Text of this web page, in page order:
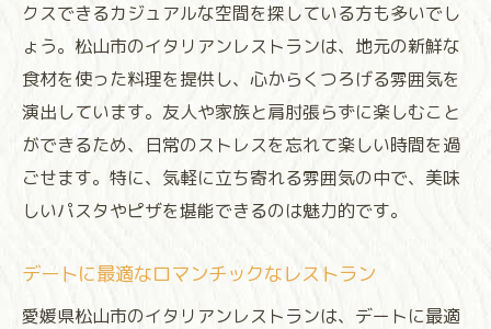
クスできるカジュアルな空間を探している方も多いでし
ょう。松山市のイタリアンレストランは、地元の新鮮な
食材を使った料理を提供し、心からくつろげる雰囲気を
演出しています。友人や家族と肩肘張らずに楽しむこと
ができるため、日常のストレスを忘れて楽しい時間を過
ごせます。特に、気軽に立ち寄れる雰囲気の中で、美味
しいパスタやピザを堪能できるのは魅力的です。
デートに最適なロマンチックなレストラン
愛媛県松山市のイタリアンレストランは、デートに最適